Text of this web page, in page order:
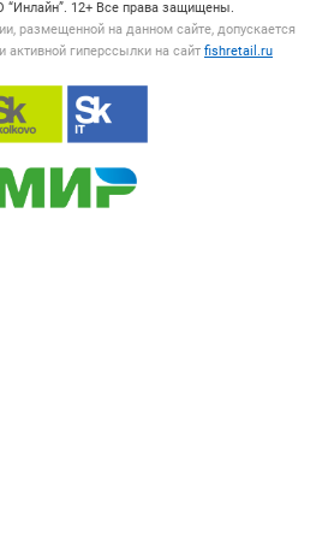
“Инлайн”. 12+ Все права защищены.
размещенной на данном сайте, допускается
активной гиперссылки на сайт fishretail.ru